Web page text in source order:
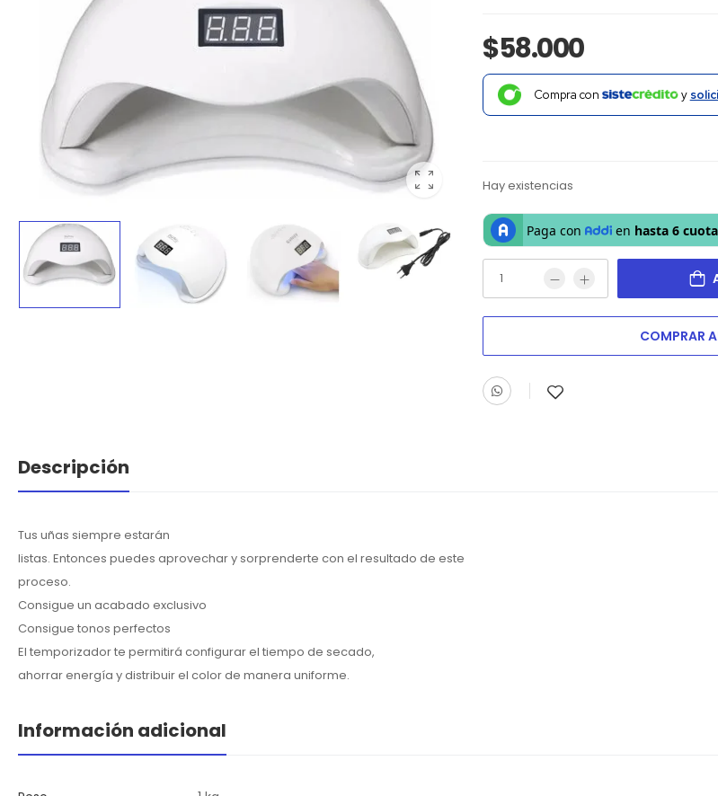
$58.000
Compra con y
Hay existencias
COMPRAR
Descripción
Tus uñas siempre estarán
listas. Entonces puedes aprovechar y sorprenderte con el resultado de este
proceso.
Consigue un acabado exclusivo
Consigue tonos perfectos
El temporizador te permitirá configurar el tiempo de secado,
ahorrar energía y distribuir el color de manera uniforme.
Información adicional